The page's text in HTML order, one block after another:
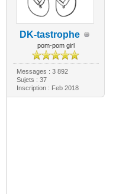
DK-tastrophe
pom-pom girl
Messages : 3 892
Sujets : 37
Inscription : Feb 2018